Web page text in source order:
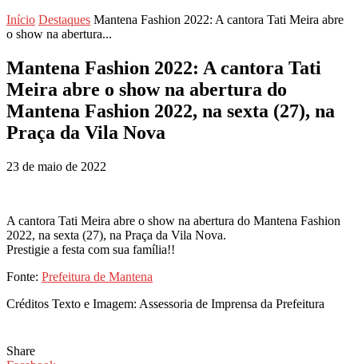
Início Destaques Mantena Fashion 2022: A cantora Tati Meira abre
o show na abertura...
Mantena Fashion 2022: A cantora Tati
Meira abre o show na abertura do
Mantena Fashion 2022, na sexta (27), na
Praça da Vila Nova
23 de maio de 2022
A cantora Tati Meira abre o show na abertura do Mantena Fashion
2022, na sexta (27), na Praça da Vila Nova.
Prestigie a festa com sua família!!
Fonte: Prefeitura de Mantena
Créditos Texto e Imagem: Assessoria de Imprensa da Prefeitura
Share